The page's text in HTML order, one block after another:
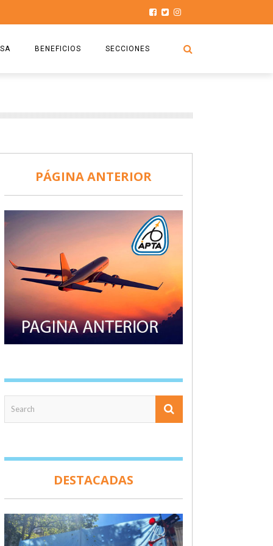
BENEFICIOS
COMISIÓN
DOCUMENTOS
SEGURO DE SEPELIOS
SECCIONES
HISTORIAS DE LUCHA
TURISMO Y RECREACIÓN
PÁGINA ANTERIOR
DESTACADAS